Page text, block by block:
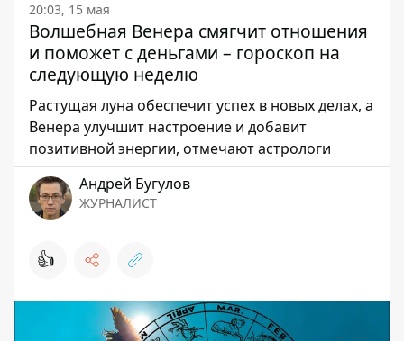
20:03, 15 мая
Волшебная Венера смягчит отношения
и поможет с деньгами – гороскоп на
следующую неделю
Растущая луна обеспечит успех в новых делах, а
Венера улучшит настроение и добавит
позитивной энергии, отмечают астрологи
Андрей Бугулов
ЖУРНАЛИСТ
👍